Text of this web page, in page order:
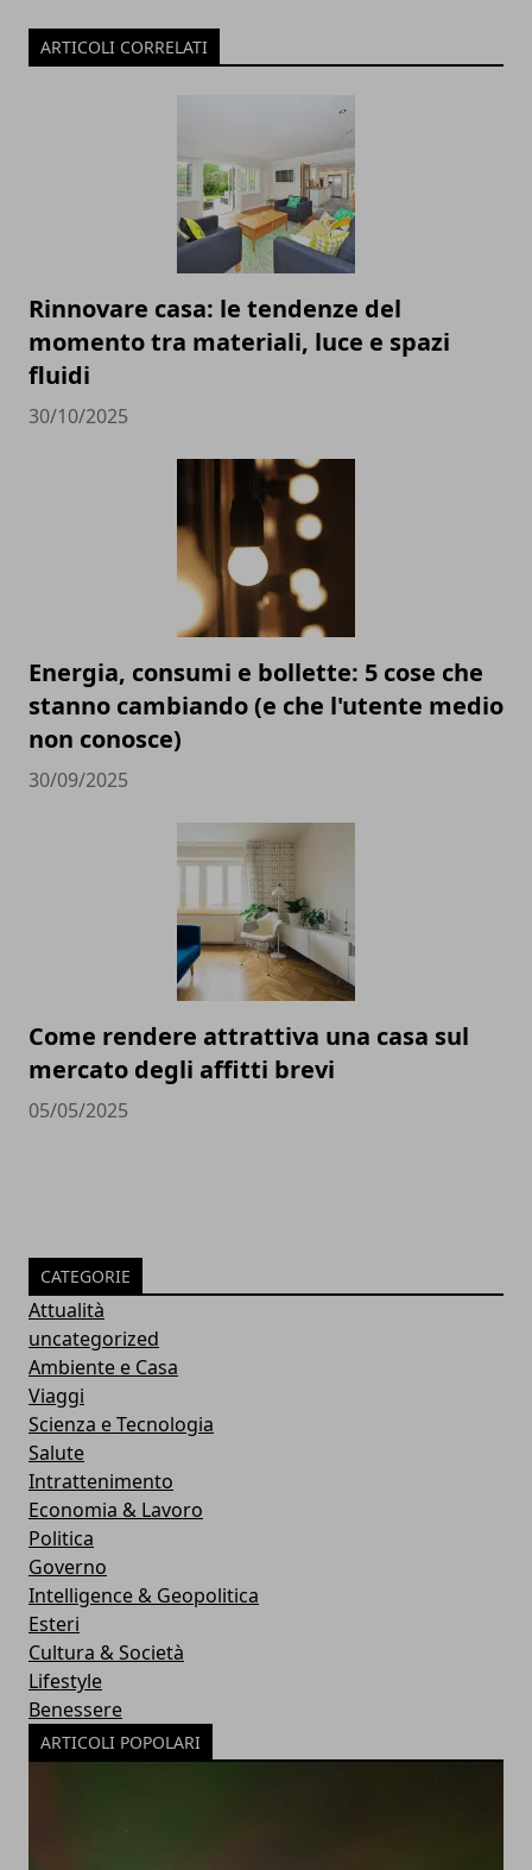
ARTICOLI CORRELATI
Rinnovare casa: le tendenze del
momento tra materiali, luce e spazi
fluidi
30/10/2025
Energia, consumi e bollette: 5 cose che
stanno cambiando (e che l'utente medio
non conosce)
30/09/2025
Come rendere attrattiva una casa sul
mercato degli affitti brevi
05/05/2025
CATEGORIE
Attualità
uncategorized
Ambiente e Casa
Viaggi
Scienza e Tecnologia
Salute
Intrattenimento
Economia & Lavoro
Politica
Governo
Intelligence & Geopolitica
Esteri
Cultura & Società
Lifestyle
Benessere
ARTICOLI POPOLARI